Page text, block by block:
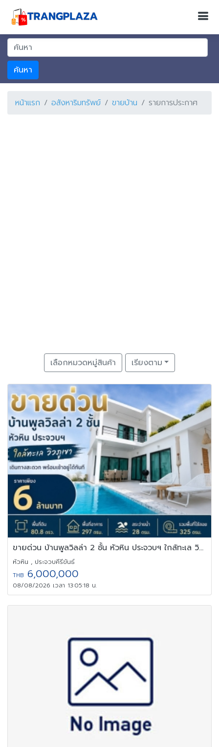
ค้นหา
หน้าแรก อสังหาริมทรัพย์ ขายบ้าน รายการประกาศ
เลือกหมวดหมู่สินค้า เรียงตาม
ขายด่วน บ้านพูลวิลล่า 2 ชั้น หัวหิน ประจวบฯ ใกล้ทะเล วิวภูเขา
หัวหิน , ประจวบคีรีขันธ์
THB 6,000,000
08/08/2026 เวลา 13:05:18 น.